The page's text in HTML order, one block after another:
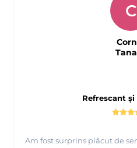
Refrescant
Am fost surprins plăcut de
C